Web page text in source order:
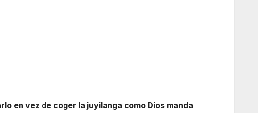
en vez de coger la juyilanga como Dios manda